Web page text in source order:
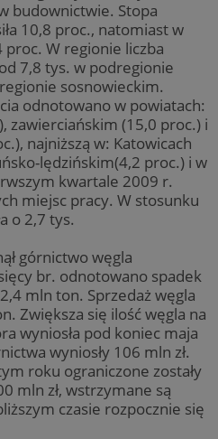
budownictwie. Stopa
10,8 proc., natomiast w
W regionie liczba
7,8 tys. w podregionie
sosnowieckim.
odnotowano w powiatach:
zawierciańskim (15,0 proc.) i
najniższą w: Katowicach
lędzińskim(4,2 proc.) i w
kwartale 2009 r.
miejsc pracy. W stosunku
o 2,7 tys.
górnictwo węgla
br. odnotowano spadek
mln ton. Sprzedaż węgla
Zwiększa się ilość węgla na
wyniosła pod koniec maja
wyniosły 106 mln zł.
roku ograniczone zostały
mln zł, wstrzymane są
czasie rozpocznie się